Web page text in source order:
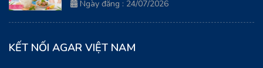
Thanh Xuân Từ Biển Cả
Ngày đăng : 24/07/2026
KẾT NỐI AGAR VIỆT NAM